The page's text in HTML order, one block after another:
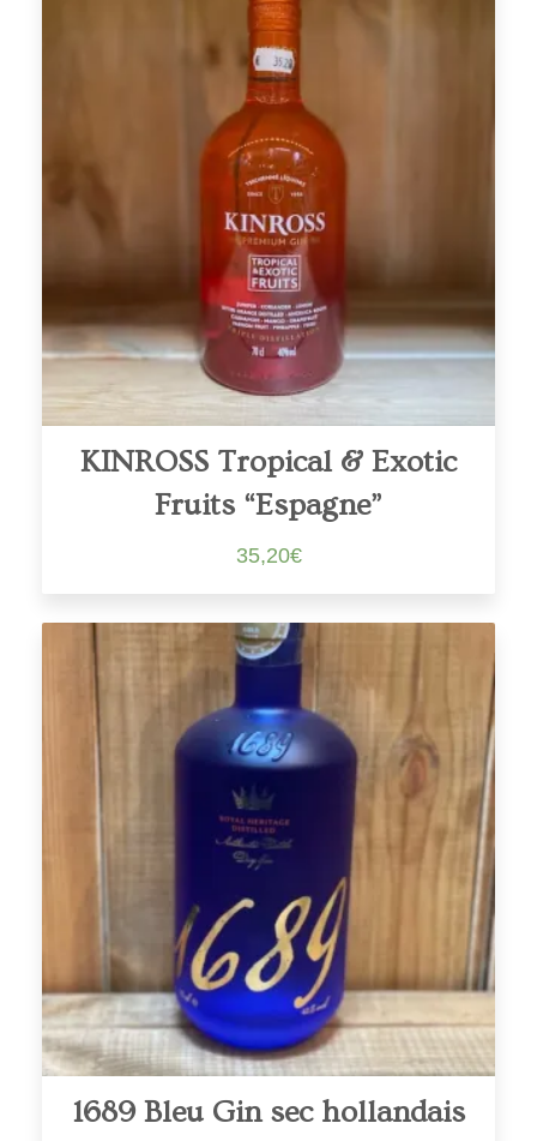
KINROSS Tropical & Exotic
Fruits “Espagne”
35,20€
1689 Bleu Gin sec hollandais